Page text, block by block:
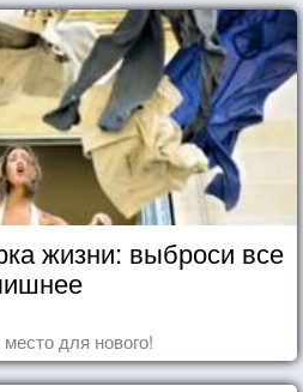
жизни: выброси все
для нового!